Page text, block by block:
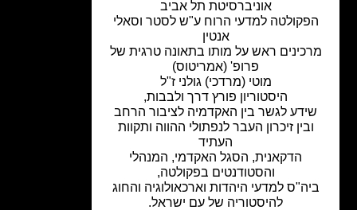
אוניברסיטת תל אביב
למדעי הרוח ע"ש לסטר וסאלי
ראש על מותו בתאונה טרגית של
פרופ' (אמריטוס)
מוטי (מרדכי) גולני ז"ל
היסטוריון פורץ דרך ולבבות,
לגשר בין האקדמיה לציבור הרחב
ובין זיכרון העבר לנפתולי ההווה ותקוות
הדקאנית, הסגל האקדמי, המנהלי
והסטודנטים בפקולטה,
למדעי היהדות וארכאולוגיה והחוג
להיסטוריה של עם ישראל.